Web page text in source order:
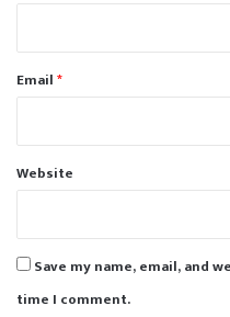
Email*
Website
Save my name, email, and
time I comment.